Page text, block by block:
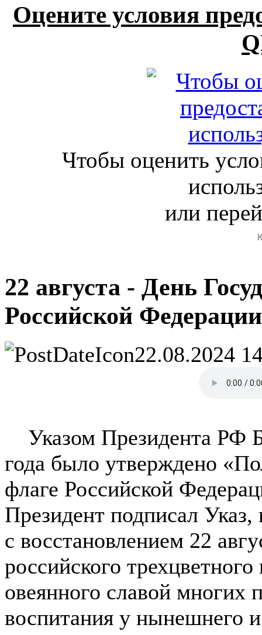
Оцените условия
Чтобы оценить
или
22 августа - День
Российской Федерации
22.08.2024
Указом Президента РФ
года было утверждено
флаге Российской
Президент подписал
с восстановлением 22
российского
овеянного славой многих
воспитания у нынешнего